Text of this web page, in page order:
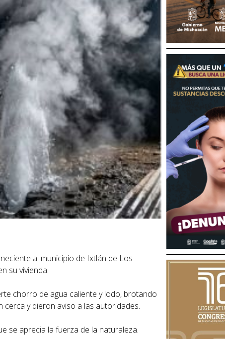
al municipio de Ixtlán de Los
su vivienda.
chorro de agua caliente y lodo, brotando
y dieron aviso a las autoridades.
se aprecia la fuerza de la naturaleza.